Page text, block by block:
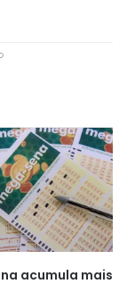
acumula mais